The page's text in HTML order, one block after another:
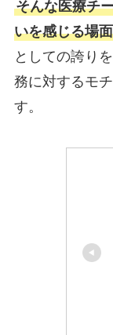
そんな医療チ
いを感じる場面
としての誇り
務に対するモ
す。